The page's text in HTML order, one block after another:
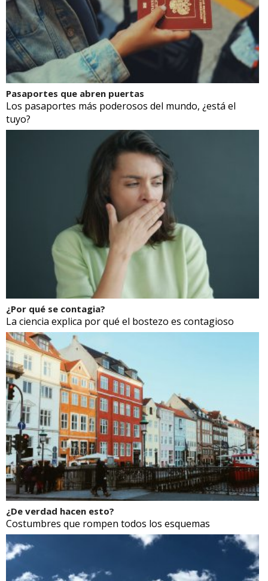
Pasaportes que abren puertas
Los pasaportes más poderosos del mundo, ¿está el
tuyo?
¿Por qué se contagia?
La ciencia explica por qué el bostezo es contagioso
¿De verdad hacen esto?
Costumbres que rompen todos los esquemas